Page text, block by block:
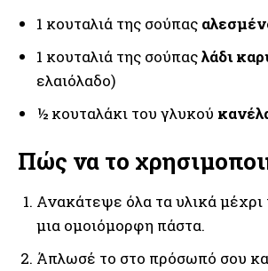
1 κουταλιά της σούπας
1 κουταλιά της σούπαςλάδι
ελαιόλαδο)
½ κουταλάκι του γλυκού
Πώς να το
Ανακάτεψε όλα τα υλικά μέχρι
μια ομοιόμορφη πάστα.
Άπλωσέ το στο πρόσωπό σου